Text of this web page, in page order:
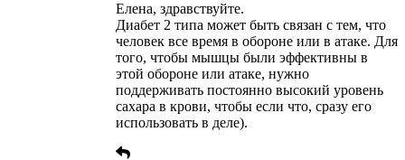
Елена, здравствуйте.
Диабет 2 типа может быть связан с тем, что
человек все время в обороне или в атаке. Для
того, чтобы мышцы были эффективны в
этой обороне или атаке, нужно
поддерживать постоянно высокий уровень
сахара в крови, чтобы если что, сразу его
использовать в деле).